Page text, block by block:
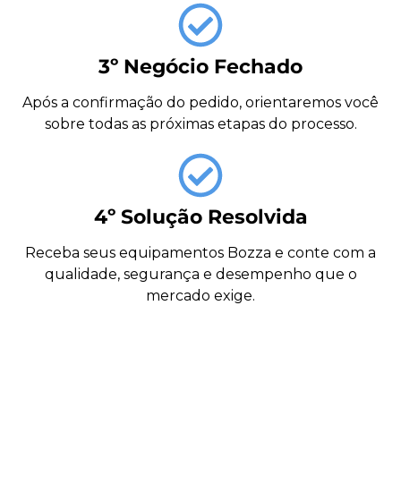
3º Negócio Fechado
Após a confirmação do pedido, orientaremos você
sobre todas as próximas etapas do processo.
4º Solução Resolvida
Receba seus equipamentos Bozza e conte com a
qualidade, segurança e desempenho que o
mercado exige.